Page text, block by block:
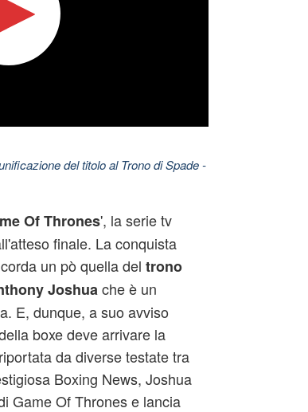
del titolo al Trono di Spade-
Of Thrones', la serie tv
finale. La conquista
un pò quella del trono
Joshua che è un
E, dunque, a suo avviso
boxe deve arrivare la
da diverse testate tra
Boxing News, Joshua
Game Of Thrones e lancia